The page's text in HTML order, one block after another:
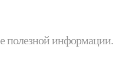
полезной информации.